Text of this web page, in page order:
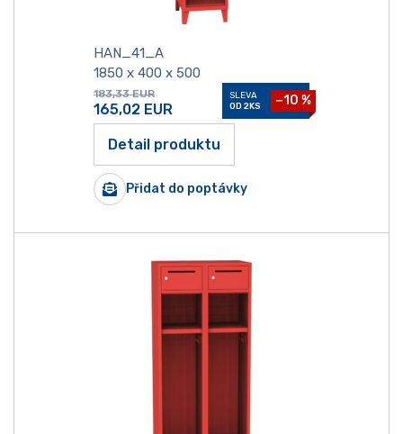
HAN_41_A
1850 x 400 x 500
183,33 EUR
165,02 EUR
SLEVA
OD 2KS
−10 %
Detail produktu
Přidat do poptávky